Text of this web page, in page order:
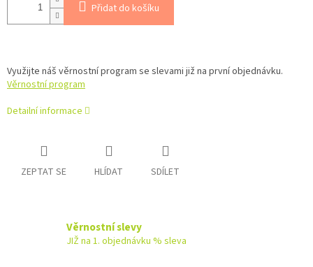
Přidat do košíku
Využijte náš věrnostní program se slevami již na první objednávku.
Věrnostní program
Detailní informace
ZEPTAT SE HLÍDAT SDÍLET
Věrnostní slevy
JIŽ na 1. objednávku % sleva